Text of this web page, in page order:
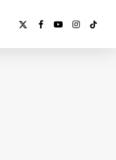
x-
facebookyoutubeinstagram
tiktok